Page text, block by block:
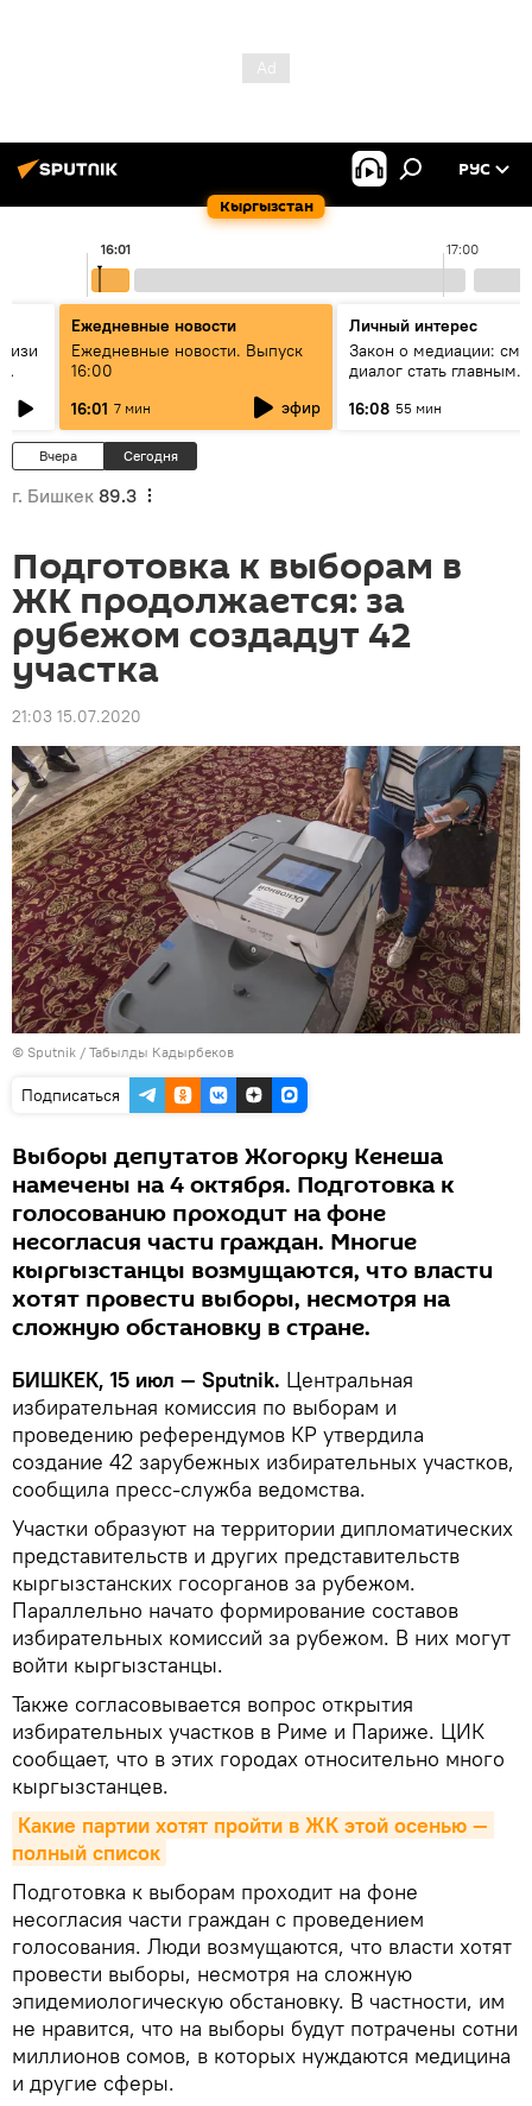
Кыргызстан
РУС
17:00
16:01
изи
Ежедневные новости
Ежедневные новости. Выпуск
16:00
16:01 7 мин эфир
Личный интерес
Закон о медиации:
диалог стать главным
Кыргызстане?
16:08 55 мин
Вчера Сегодня
г. Бишкек 89.3
Подготовка к выборам в
ЖК продолжается: за
рубежом создадут 42
участка
21:03 15.07.2020
© Sputnik / Табылды Кадырбеков
Подписаться
Выборы депутатов Жогорку Кенеша
намечены на 4 октября. Подготовка к
голосованию проходит на фоне
несогласия части граждан. Многие
кыргызстанцы возмущаются, что власти
хотят провести выборы, несмотря на
сложную обстановку в стране.
БИШКЕК, 15 июл — Sputnik. Центральная
избирательная комиссия по выборам и
проведению референдумов КР утвердила
создание 42 зарубежных избирательных участков,
сообщила пресс-служба ведомства.
Участки образуют на территории дипломатических
представительств и других представительств
кыргызстанских госорганов за рубежом.
Параллельно начато формирование составов
избирательных комиссий за рубежом. В них могут
войти кыргызстанцы.
Также согласовывается вопрос открытия
избирательных участков в Риме и Париже. ЦИК
сообщает, что в этих городах относительно много
кыргызстанцев.
Какие партии хотят пройти в ЖК этой осенью —
полный список
Подготовка к выборам проходит на фоне
несогласия части граждан с проведением
голосования. Люди возмущаются, что власти хотят
провести выборы, несмотря на сложную
эпидемиологическую обстановку. В частности, им
не нравится, что на выборы будут потрачены сотни
миллионов сомов, в которых нуждаются медицина
и другие сферы.